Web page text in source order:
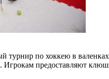
по хоккею в
Игрокам предоставляют